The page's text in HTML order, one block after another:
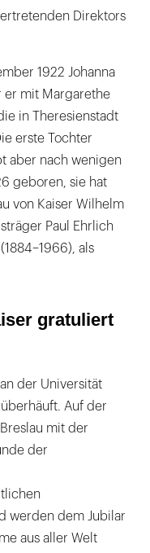
Direktors
1922 Johanna
er mit Margarethe
in Theresienstadt
erste Tochter
aber nach wenigen
geboren, sie hat
von Kaiser Wilhelm
Paul Ehrlich
als
gratuliert
der Universität
Auf der
mit der
der
werden dem Jubilar
aus aller Welt